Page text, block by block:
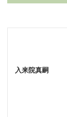
入来院真嗣